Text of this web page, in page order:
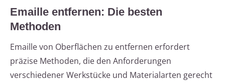
Emaille entfernen: Die besten
Methoden
Emaille von Oberflächen zu entfernen erfordert
präzise Methoden, die den Anforderungen
verschiedener Werkstücke und Materialarten gerecht